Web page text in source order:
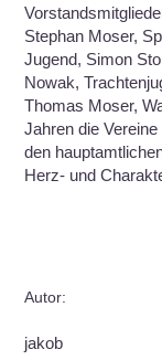
Stephan Moser,
Jugend, Simon
Nowak,
Thomas Moser,
Jahren die
den
Herz- und
Autor:
jakob